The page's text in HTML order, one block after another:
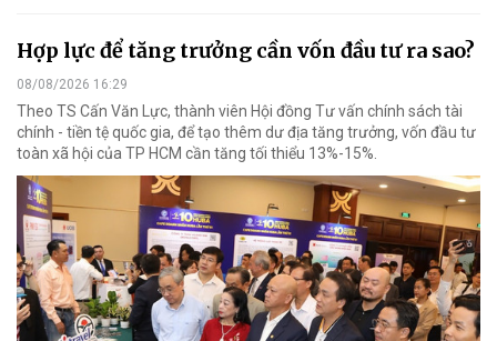
Hợp lực để tăng trưởng cần vốn đầu tư ra sao?
08/08/2026 16:29
Theo TS Cấn Văn Lực, thành viên Hội đồng Tư vấn chính sách tài
chính - tiền tệ quốc gia, để tạo thêm dư địa tăng trưởng, vốn đầu tư
toàn xã hội của TP HCM cần tăng tối thiểu 13%-15%.